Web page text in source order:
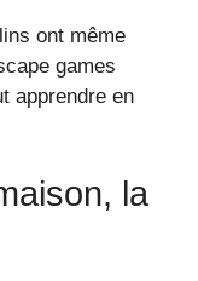
ont même
games
apprendre en
la